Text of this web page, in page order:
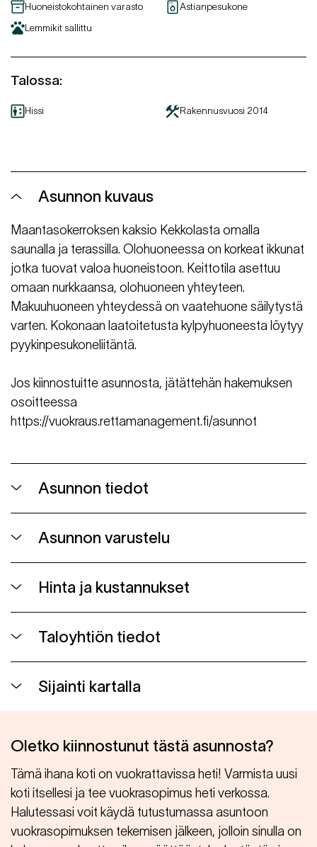
Huoneistokohtainen varasto
Astianpesukone
Lemmikit sallittu
Talossa:
Hissi Rakennusvuosi 2014
Asunnon kuvaus
Maantasokerroksen kaksio Kekkolasta omalla
saunalla ja terassilla. Olohuoneessa on korkeat ikkunat
jotka tuovat valoa huoneistoon. Keittotila asettuu
omaan nurkkaansa, olohuoneen yhteyteen.
Makuuhuoneen yhteydessä on vaatehuone säilytystä
varten. Kokonaan laatoitetusta kylpyhuoneesta löytyy
pyykinpesukoneliitäntä.
Jos kiinnostuitte asunnosta, jätättehän hakemuksen
osoitteessa
https://vuokraus.rettamanagement.fi/asunnot
Asunnon tiedot
Asunnon varustelu
Hinta ja kustannukset
Taloyhtiön tiedot
Sijainti kartalla
Oletko kiinnostunut tästä asunnosta?
Tämä ihana koti on vuokrattavissa heti! Varmista uusi
koti itsellesi ja tee vuokrasopimus heti verkossa.
Halutessasi voit käydä tutustumassa asuntoon
vuokrasopimuksen tekemisen jälkeen, jolloin sinulla on